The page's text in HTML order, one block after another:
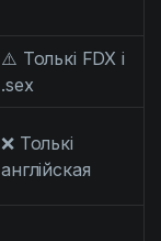
⚠️ Толькі FDX і
.sex
❌ Толькі
англійская